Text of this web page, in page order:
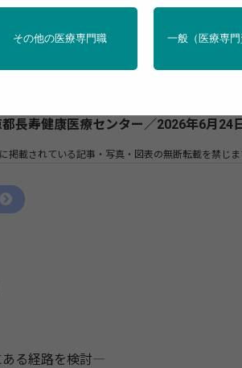
で背景にある経路を検討―
間追跡した縦断研究により、独りでい
さ）の低下と関連すること、また人と
する可能性があることを示しました。
都長寿健康医療センター／2026年6月24日
掲載されている記事・写真・図表の無断転載を禁じま
ある経路を検討―
その他の医療専門職 一般（医療専門